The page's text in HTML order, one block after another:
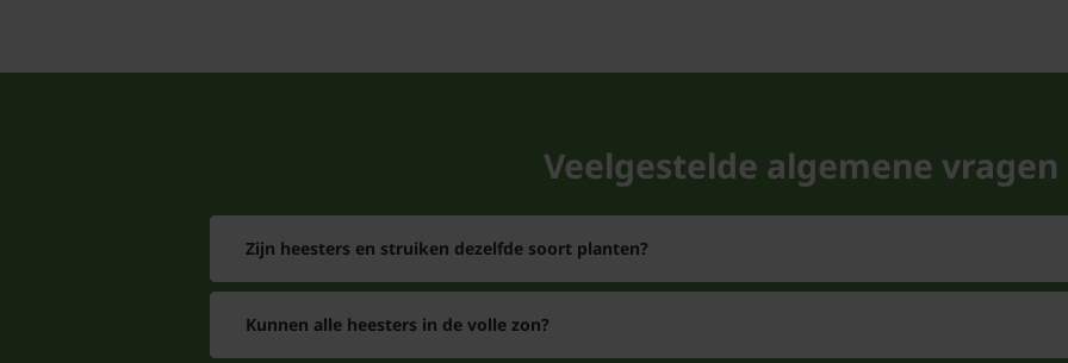
Veelgestelde algemene vragen
Zijn heesters en struiken dezelfde soort planten?
Kunnen alle heesters in de volle zon?